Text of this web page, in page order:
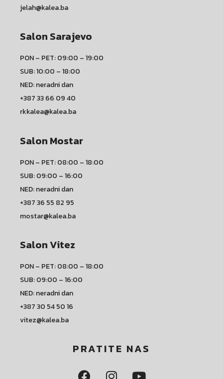
jelah@kalea.ba
Salon Sarajevo
PON – PET: 09:00 – 19:00
SUB: 10:00 – 18:00
NED: neradni dan
+387 33 66 09 40
rkkalea@kalea.ba
Salon Mostar
PON – PET: 08:00 – 18:00
SUB: 09:00 – 16:00
NED: neradni dan
+387 36 55 82 95
mostar@kalea.ba
Salon Vitez
PON – PET: 08:00 – 18:00
SUB: 09:00 – 16:00
NED: neradni dan
+387 30 54 50 16
vitez@kalea.ba
PRATITE NAS